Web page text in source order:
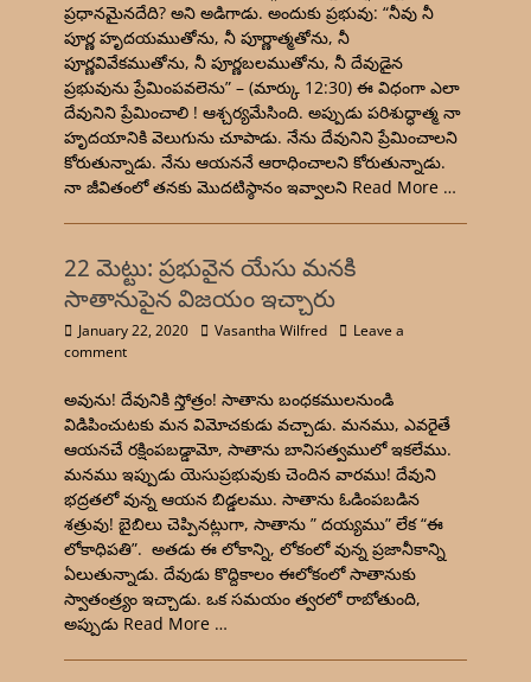
ప్రధానమైనదేది? అని అడిగాడు. అందుకు ప్రభువు: “నీవు నీ
పూర్ణ హృదయముతోను, నీ పూర్ణాత్మతోను, నీ
పూర్ణవివేకముతోను, నీ పూర్ణబలముతోను, నీ దేవుడైన
ప్రభువును ప్రేమింపవలెను” – (మార్కు 12:30) ఈ విధంగా ఎలా
దేవునిని ప్రేమించాలి ! ఆశ్చర్యమేసింది. అప్పుడు పరిశుద్ధాత్మ నా
హృదయానికి వెలుగును చూపాడు. నేను దేవునిని ప్రేమించాలని
కోరుతున్నాడు. నేను ఆయననే ఆరాధించాలని కోరుతున్నాడు.
నా జీవితంలో తనకు మొదటిస్ఠానం ఇవ్వాలని Read More …
22 మెట్టు: ప్రభువైన యేసు మనకి
సాతానుపైన విజయం ఇచ్చారు
January 22, 2020 Vasantha Wilfred
Leave a
comment
అవును! దేవునికి స్తోత్రం! సాతాను బంధకములనుండి
విడిపించుటకు మన విమోచకుడు వచ్చాడు. మనము, ఎవరైతే
ఆయనచే రక్షింపబడ్డామో, సాతాను బానిసత్వములో ఇకలేము.
మనము ఇప్పుడు యెసుప్రభువుకు చెందిన వారము! దేవుని
భద్రతలో వున్న ఆయన బిడ్డలము. సాతాను ఓడింపబడిన
శత్రువు! బైబిలు చెప్పినట్లుగా, సాతాను ” దయ్యము” లేక “ఈ
లోకాధిపతి”. అతడు ఈ లోకాన్ని, లోకంలో వున్న ప్రజానీకాన్ని
ఏలుతున్నాడు. దేవుడు కొద్దికాలం ఈలోకంలో సాతానుకు
స్వాతంత్ర్యం ఇచ్చాడు. ఒక సమయం త్వరలో రాబోతుంది,
అప్పుడు Read More …